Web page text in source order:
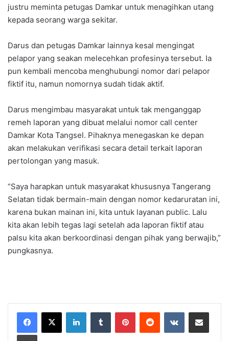
justru meminta petugas Damkar untuk menagihkan utang
kepada seorang warga sekitar.
Darus dan petugas Damkar lainnya kesal mengingat
pelapor yang seakan melecehkan profesinya tersebut. Ia
pun kembali mencoba menghubungi nomor dari pelapor
fiktif itu, namun nomornya sudah tidak aktif.
Darus mengimbau masyarakat untuk tak menganggap
remeh laporan yang dibuat melalui nomor call center
Damkar Kota Tangsel. Pihaknya menegaskan ke depan
akan melakukan verifikasi secara detail terkait laporan
pertolongan yang masuk.
“Saya harapkan untuk masyarakat khususnya Tangerang
Selatan tidak bermain-main dengan nomor kedaruratan ini,
karena bukan mainan ini, kita untuk layanan public. Lalu
kita akan lebih tegas lagi setelah ada laporan fiktif atau
palsu kita akan berkoordinasi dengan pihak yang berwajib,”
pungkasnya.
LinkedInTumblr PinterestReddit VKontakteShare via Email
Print